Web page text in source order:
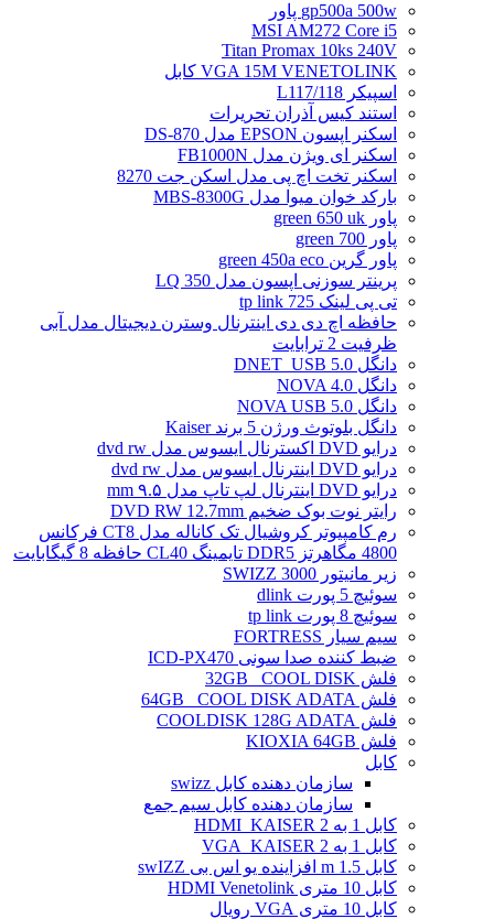
gp500a 500w پاور
MSI AM272 Core i5
Titan Promax 10ks 240V
VGA 15M VENETOLINK کابل
اسپیکر L117/118
استند کیس آذران تحریرات
اسکنر اپسون EPSON مدل DS-870
اسکنر ای ویژن مدل FB1000N
اسکنر تخت اچ پی مدل اسکن جت 8270
بارکد خوان میوا مدل MBS-8300G
پاور green 650 uk
پاور green 700
پاور گرین green 450a eco
پرینتر سوزنی اپسون مدل LQ 350
تی پی لینک tp link 725
حافظه اچ دی دی اینترنال وسترن دیجیتال مدل آبی
ظرفیت 2 ترابایت
دانگل DNET_USB 5.0
دانگل NOVA 4.0
دانگل NOVA USB 5.0
دانگل بلوتوث ورژن 5 برند Kaiser
درایو DVD اکسترنال ایسوس مدل dvd rw
درایو DVD اینترنال ایسوس مدل dvd rw
درایو DVD اینترنال لپ تاپ مدل ۹.۵ mm
رایتر نوت بوک ضخیم DVD RW 12.7mm
رم کامپیوتر کروشیال تک کاناله مدل CT8 فرکانس
4800 مگاهرتز DDR5 تایمینگ CL40 حافظه 8 گیگابایت
زیر مانیتور SWIZZ 3000
سوئیچ 5 پورت dlink
سوئیچ 8 پورت tp link
سیم سیار FORTRESS
ضبط کننده صدا سونی ICD-PX470
فلش 32GB _COOL DISK
فلش 64GB _COOL DISK ADATA
فلش COOLDISK 128G ADATA
فلش KIOXIA 64GB
کابل
سازمان دهنده کابل swizz
سازمان دهنده کابل سیم جمع
کابل 1 به 2 HDMI_KAISER
کابل 1 به 2 VGA_KAISER
کابل 1.5 m افزاینده یو اس بی swIZZ
کابل 10 متری HDMI Venetolink
کابل 10 متری VGA رویال